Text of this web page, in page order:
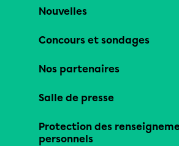
Nouvelles
Concours et sondages
Nos partenaires
Salle de presse
Protection des
personnels